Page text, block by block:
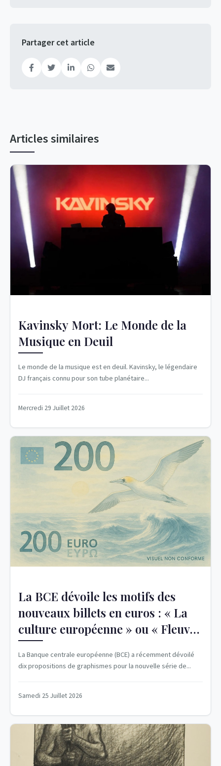
Partager cet article
Articles similaires
Kavinsky Mort: Le Monde de la
Musique en Deuil
Le monde de la musique est en deuil. Kavinsky, le légendaire
DJ français connu pour son tube planétaire...
Mercredi 29 Juillet 2026
La BCE dévoile les motifs des
nouveaux billets en euros : « La
culture européenne » ou « Fleuves
et oiseaux »
La Banque centrale européenne (BCE) a récemment dévoilé
dix propositions de graphismes pour la nouvelle série de...
Samedi 25 Juillet 2026